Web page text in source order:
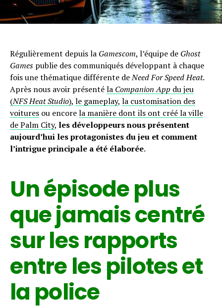
Régulièrement depuis la Gamescom, l’équipe de Ghost
Games publie des communiqués développant à chaque
fois une thématique différente deNeed For Speed Heat.
Après nous avoir présentéla Companion App du jeu
(NFS Heat Studio), le gameplay, la customisation des
voitures ou encorela manière dont ils ont créé la ville
de Palm City, les développeurs nous présentent
aujourd’hui les protagonistes du jeu et comment
l’intrigue principale a été élaborée.
Un épisode plus
que jamais centré
sur les rapports
entre les pilotes et
la police